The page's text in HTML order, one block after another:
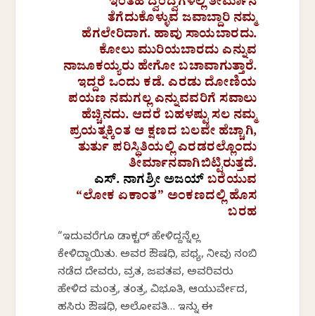
ತೆಗೆದುಕೊಳ್ಳುವ ಜವಾಬ್ದಾರಿ ನಮ್ಮ
ಹೆಗಲೇರಿದಾಗ. ಹಾವು ಸಾಯಬಾರದು.
ಕೋಲು ಮುರಿಯಬಾರದು ಎನ್ನುವ
ನಾಜೂಕಯ್ಯರು ಹೇಗೋ ಬಚಾವಾಗುತ್ತಾರೆ.
ಇದ್ದರೆ ಒಂದು ಕಡೆ. ಎರಡು ದೋಣಿಯ
ಪಯಣ ನಮಗಲ್ಲ ಎನ್ನುವವರಿಗೆ ಸವಾಲು
ಹೆಚ್ಚಿನದು. ಆದರೆ ಬಹಳಷ್ಟು ಸಲ ನಮ್ಮ
ಪ್ರಯತ್ನಕ್ಕಿಂತ ಆ ಕ್ಷಣದ ಬಲವೇ ಹೆಚ್ಚಾಗಿ,
ತುರ್ತು ಪರಿಸ್ಥಿತಿಯಲ್ಲಿ ಎರಡರಲ್ಲೊಂದು
ತೀರ್ಮಾನವಾಗಿಬಿಟ್ಟಿರುತ್ತದೆ.
ಎಸ್‌. ನಾಗಶ್ರೀ ಅಜಯ್‌ಬರೆಯುವ
“ಲೋಕ ಏಕಾಂತ” ಅಂಕಣದಲ್ಲಿ ಹೊಸ
ಬರಹ
“ಇದುವರೆಗೂ ಡಾಕ್ಟರ್ ಹೇಳಿದ್ದನ್ನೆಲ್ಲ
ಕೇಳಿದ್ದಾಯಿತು. ಅವರ ಔಷಧಿ, ಪಥ್ಯ, ನೀವು ನಂಬಿ
ನಡೆದ ದೇವರು, ವ್ರತ, ಜಪತಪ, ಅವರಿವರು
ಹೇಳಿದ ಮಂತ್ರ, ತಂತ್ರ, ವಿಭೂತಿ, ಆಯುರ್ವೇದ,
ಹಸಿರು ಔಷಧಿ, ಅಲೋಪತಿ… ಇನ್ನು ಈ